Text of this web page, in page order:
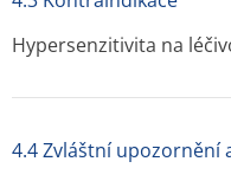
Hypersenzitivita na
4.4 Zvláštní